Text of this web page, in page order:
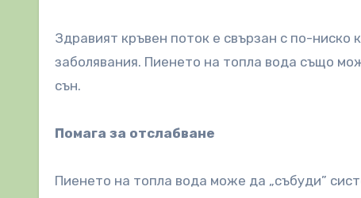
Здравият кръвен поток е свързан с по-ниско
заболявания. Пиенето на топла вода също
сън.
Помага за отслабване
Пиенето на топла вода може да „събуди”